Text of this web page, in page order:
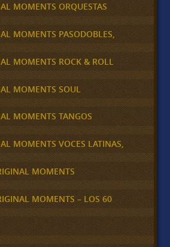
MOMENTS ORQUESTAS
MOMENTS PASODOBLES,
MOMENTS ROCK & ROLL
MOMENTS SOUL
MOMENTS TANGOS
MOMENTS VOCES LATINAS,
MOMENTS
MOMENTS – LOS 60